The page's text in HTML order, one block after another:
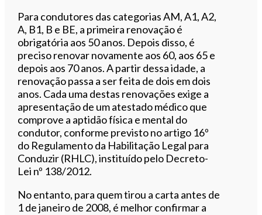
Para condutores das categorias AM, A1, A2,
A, B1, B e BE, a primeira renovação é
obrigatória aos 50 anos. Depois disso, é
preciso renovar novamente aos 60, aos 65 e
depois aos 70 anos. A partir dessa idade, a
renovação passa a ser feita de dois em dois
anos. Cada uma destas renovações exige a
apresentação de um atestado médico que
comprove a aptidão física e mental do
condutor, conforme previsto no artigo 16º
do Regulamento da Habilitação Legal para
Conduzir (RHLC), instituído pelo Decreto-
Lei nº 138/2012.
No entanto, para quem tirou a carta antes de
1 de janeiro de 2008, é melhor confirmar a